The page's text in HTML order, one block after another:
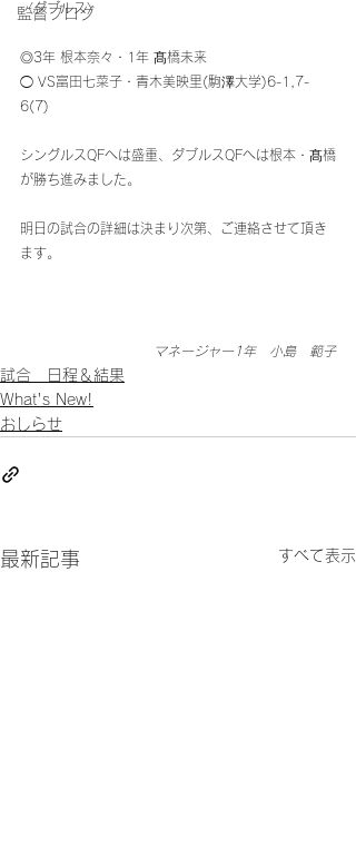
監督ブログ
〈ダブルス〉
◎3年 根本奈々・1年 髙橋未来
◯ VS富田七菜子・青木美映里(駒澤大学)6-1,7-
6(7)
シングルスQFへは盛重、ダブルスQFへは根本・髙橋
が勝ち進みました。
明日の試合の詳細は決まり次第、ご連絡させて頂き
ます。
マネージャー1年　小島　範子
試合 日程＆結果
What's New!
おしらせ
最新記事 すべて表示